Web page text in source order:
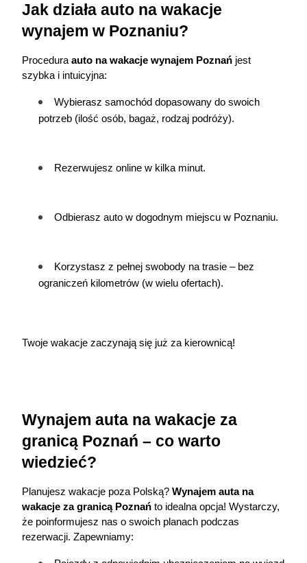
Jak działa auto na wakacje
wynajem w Poznaniu?
Procedura auto na wakacje wynajem Poznań jest
szybka i intuicyjna:
Wybierasz samochód dopasowany do swoich
potrzeb (ilość osób, bagaż, rodzaj podróży).
Rezerwujesz online w kilka minut.
Odbierasz auto w dogodnym miejscu w Poznaniu.
Korzystasz z pełnej swobody na trasie – bez
ograniczeń kilometrów (w wielu ofertach).
Twoje wakacje zaczynają się już za kierownicą!
Wynajem auta na wakacje za
granicą Poznań – co warto
wiedzieć?
Planujesz wakacje poza Polską? Wynajem auta na
wakacje za granicą Poznań to idealna opcja! Wystarczy,
że poinformujesz nas o swoich planach podczas
rezerwacji. Zapewniamy: